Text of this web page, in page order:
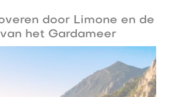
door Limone en de
het Gardameer